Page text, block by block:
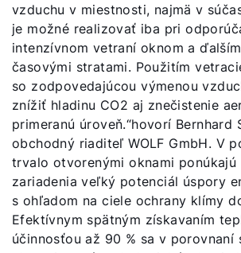
vzduchu v miestnosti, najmä v
je možné realizovať iba pri
intenzívnom vetraní oknom a
časovými stratami. Použitím
so zodpovedajúcou výmenou
znížiť hladinu CO2 aj znečistenie
primeranú úroveň.“hovorí Bernhard
obchodný riaditeľ WOLF GmbH. V
trvalo otvorenými oknami ponúkajú
zariadenia veľký potenciál úspory
s ohľadom na ciele ochrany klímy
Efektívnym spätným získavaním
účinnosťou až 90 % sa v porovnaní